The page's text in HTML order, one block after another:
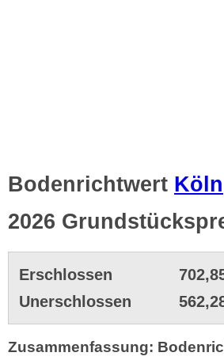
Bodenrichtwert Köln
2026
Erschlossen
Unerschlossen
Zusammenfassung: